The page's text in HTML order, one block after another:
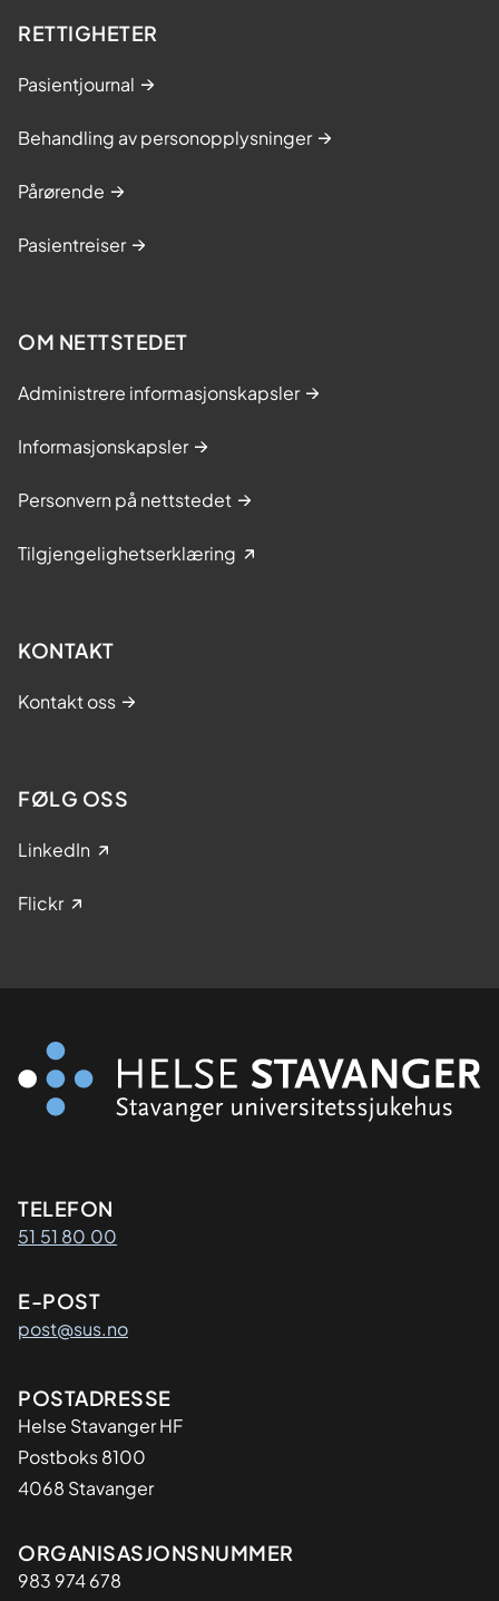
RETTIGHETER
Pasientjournal
Behandling av personopplysninger
Pårørende
Pasientreiser
OM NETTSTEDET
Administrere informasjonskapsler
Informasjonskapsler
Personvern på nettstedet
Tilgjengelighetserklæring
KONTAKT
Kontakt oss
FØLG OSS
LinkedIn
Flickr
Kontaktinformasjon
TELEFON
51 51 80 00
E-POST
post@sus.no
Adresse
POSTADRESSE
Helse Stavanger HF
Postboks 8100
4068 Stavanger
Organisasjon
ORGANISASJONSNUMMER
983 974 678